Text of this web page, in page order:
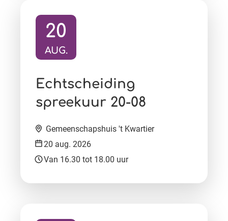
Ga naar activiteit:
Echtscheiding
spreekuur 20-08
20
AUG.
Locatie:
Gemeenschapshuis 't Kwartier
Datum:
20 aug. 2026
Tijd:
Van 16.30 tot 18.00 uur